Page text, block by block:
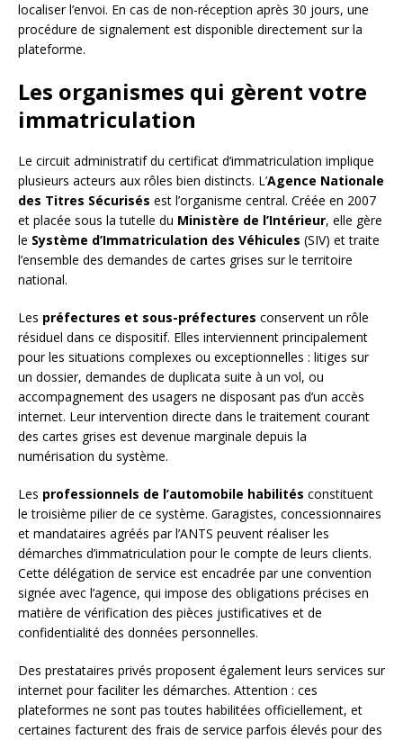
localiser l’envoi. En cas de non-réception après 30 jours, une
procédure de signalement est disponible directement sur la
plateforme.
Les organismes qui gèrent votre
immatriculation
Le circuit administratif du certificat d’immatriculation implique
plusieurs acteurs aux rôles bien distincts. L’Agence Nationale
des Titres Sécurisés est l’organisme central. Créée en 2007
et placée sous la tutelle du Ministère de l’Intérieur, elle gère
le Système d’Immatriculation des Véhicules (SIV) et traite
l’ensemble des demandes de cartes grises sur le territoire
national.
Les préfectures et sous-préfectures conservent un rôle
résiduel dans ce dispositif. Elles interviennent principalement
pour les situations complexes ou exceptionnelles : litiges sur
un dossier, demandes de duplicata suite à un vol, ou
accompagnement des usagers ne disposant pas d’un accès
internet. Leur intervention directe dans le traitement courant
des cartes grises est devenue marginale depuis la
numérisation du système.
Les professionnels de l’automobile habilités constituent
le troisième pilier de ce système. Garagistes, concessionnaires
et mandataires agréés par l’ANTS peuvent réaliser les
démarches d’immatriculation pour le compte de leurs clients.
Cette délégation de service est encadrée par une convention
signée avec l’agence, qui impose des obligations précises en
matière de vérification des pièces justificatives et de
confidentialité des données personnelles.
Des prestataires privés proposent également leurs services sur
internet pour faciliter les démarches. Attention : ces
plateformes ne sont pas toutes habilitées officiellement, et
certaines facturent des frais de service parfois élevés pour des